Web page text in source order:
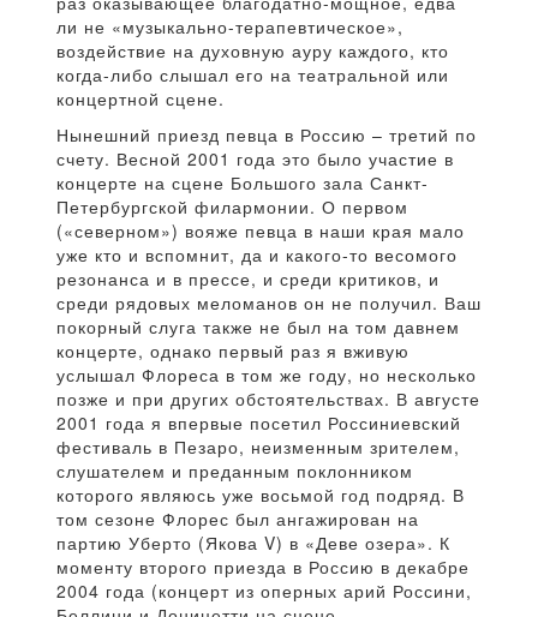
ли не «музыкально-терапевтическое»,
воздействие на духовную ауру каждого, кто
когда-либо слышал его на театральной или
концертной сцене.
Нынешний приезд певца в Россию – третий по
счету. Весной 2001 года это было участие в
концерте на сцене Большого зала Санкт-
Петербургской филармонии. О первом
(«северном») вояже певца в наши края мало
уже кто и вспомнит, да и какого-то весомого
резонанса и в прессе, и среди критиков, и
среди рядовых меломанов он не получил. Ваш
покорный слуга также не был на том давнем
концерте, однако первый раз я вживую
услышал Флореса в том же году, но несколько
позже и при других обстоятельствах. В августе
2001 года я впервые посетил Россиниевский
фестиваль в Пезаро, неизменным зрителем,
слушателем и преданным поклонником
которого являюсь уже восьмой год подряд. В
том сезоне Флорес был ангажирован на
партию Уберто (Якова V) в «Деве озера». К
моменту второго приезда в Россию в декабре
2004 года (концерт из оперных арий Россини,